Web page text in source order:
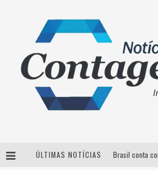
ÚLTIMAS NOTÍCIAS